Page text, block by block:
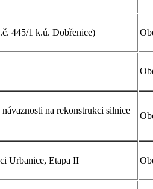
445/1 k.ú. Dobřenice)
na rekonstrukci silnice
Urbanice, Etapa II